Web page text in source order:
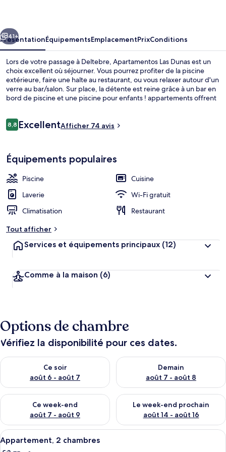
Suivant
41+
PrésentationÉquipementsEmplacementPrixConditions
Lors de votre passage à Deltebre, Apartamentos Las Dunas est un
choix excellent où séjourner. Vous pourrez profiter de la piscine
extérieure, faire une halte au restaurant, ou vous relaxer autour d'un
verre au bar/salon. Sur place, la détente est reine grâce à un bar en
bord de piscine et une piscine pour enfants ! appartements offrent
Avis
voyageurs
8,88,8 sur 10
ExcellentAfficher 74 avis
Équipements populaires
Piscine
Cuisine
Laverie
Wi-Fi gratuit
Climatisation
Restaurant
Tout afficher
Services et équipements principaux (12)
Comme à la maison (6)
Options de chambre
Vérifiez la disponibilité pour ces dates.
Ce soir
août 6 - août 7
Vérifier la disponibilité pour ce soir août 6 - août 7
Demain
août 7 - août 8
Vérifier la disponibilité pour
Ce week-end
août 7 - août 9
Vérifier la disponibilité pour ce week-end août 7 - août 9
Le week-end prochain
août 14 - août 16
Vérifier la disponibilité pour
Afficher
toutes
Un salon avec un canapé, une
10
Appartement, 2 chambres